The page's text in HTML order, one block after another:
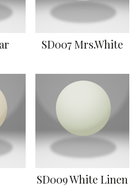
SD007 Mrs.White
SD009 White Linen